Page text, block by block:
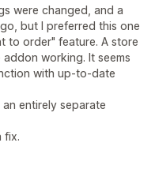
were changed, and a
but I preferred this one
to order" feature. A store
working. It seems
with up-to-date
entirely separate
fix.